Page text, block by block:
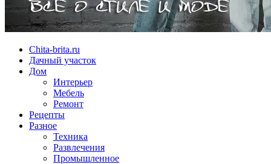
Chita-brita.ru
Дачный участок
Дом
Интерьер
Мебель
Ремонт
Рецепты
Разное
Техника
Развлечения
Промышленное